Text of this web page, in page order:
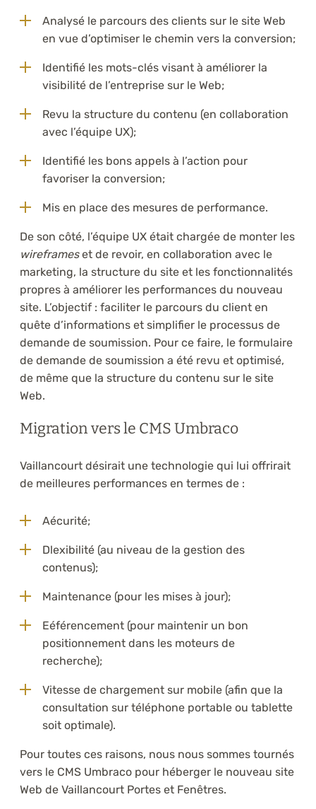
Analysé le parcours des clients sur le site Web
en vue d’optimiser le chemin vers la conversion;
Identifié les mots-clés visant à améliorer la
visibilité de l’entreprise sur le Web;
Revu la structure du contenu (en collaboration
avec l’équipe UX);
Identifié les bons appels à l’action pour
favoriser la conversion;
Mis en place des mesures de performance.
De son côté, l’équipe UX était chargée de monter les
wireframeset de revoir, en collaboration avec le
marketing, la structure du site et les fonctionnalités
propres à améliorer les performances du nouveau
site. L’objectif : faciliter le parcours du client en
quête d’informations et simplifier le processus de
demande de soumission. Pour ce faire, le formulaire
de demande de soumission a été revu et optimisé,
de même que la structure du contenu sur le site
Web.
Migration vers le CMS Umbraco
Vaillancourt désirait une technologie qui lui offrirait
de meilleures performances en termes de :
Aécurité;
Dlexibilité (au niveau de la gestion des
contenus);
Maintenance (pour les mises à jour);
Eéférencement (pour maintenir un bon
positionnement dans les moteurs de
recherche);
Vitesse de chargement sur mobile (afin que la
consultation sur téléphone portable ou tablette
soit optimale).
Pour toutes ces raisons, nous nous sommes tournés
vers le CMS Umbraco pour héberger le nouveau site
Web de Vaillancourt Portes et Fenêtres.